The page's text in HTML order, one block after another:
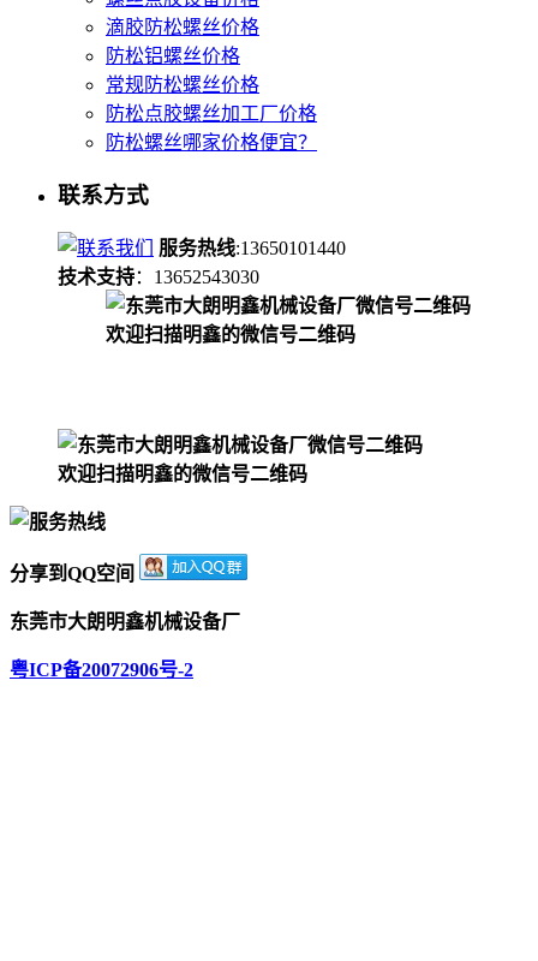
滴胶防松螺丝价格
防松铝螺丝价格
常规防松螺丝价格
防松点胶螺丝加工厂价格
防松螺丝哪家价格便宜？
联系方式
服务热线:13650101440
技术支持：13652543030
欢迎扫描明鑫的微信号二维码
欢迎扫描明鑫的微信号二维码
分享到QQ空间
东莞市大朗明鑫机械设备厂
粤ICP备20072906号-2